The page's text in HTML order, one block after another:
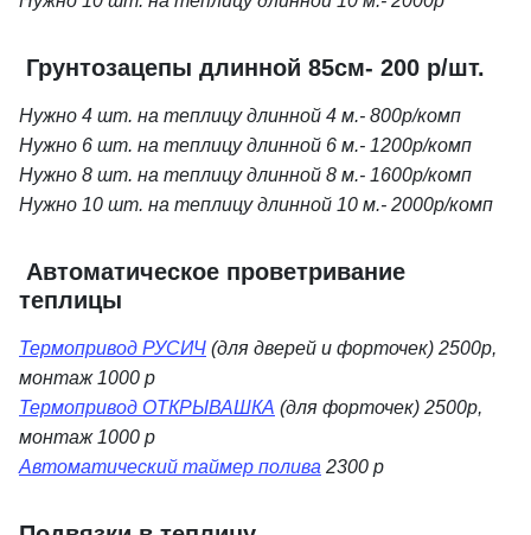
Грунтозацепы длинной 85см- 200 р/шт.
Нужно 4 шт. на теплицу длинной 4 м.- 800р/комп
Нужно 6 шт. на теплицу длинной 6 м.- 1200р/комп
Нужно 8 шт. на теплицу длинной 8 м.- 1600р/комп
Нужно 10 шт. на теплицу длинной 10 м.- 2000р/комп
Автоматическое проветривание
теплицы
Термопривод РУСИЧ (для дверей и форточек) 2500р,
монтаж 1000 р
Термопривод ОТКРЫВАШКА (для форточек) 2500р,
монтаж 1000 р
Автоматический таймер полива 2300 р